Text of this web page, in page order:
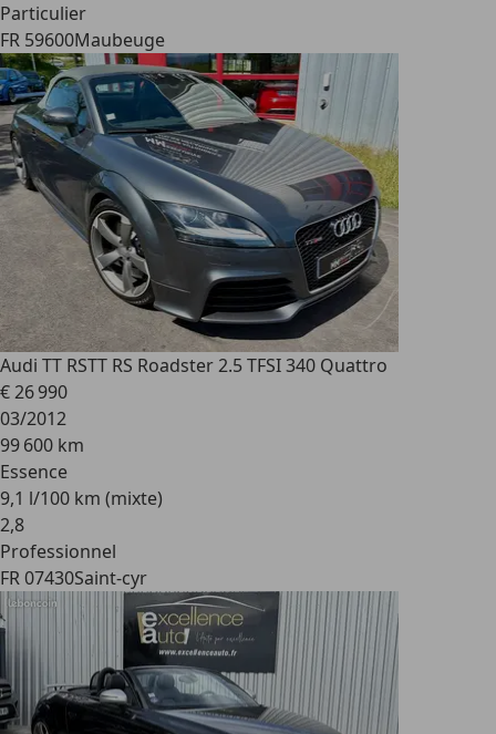
Particulier
FR 59600Maubeuge
Audi TT RSTT RS Roadster 2.5 TFSI 340 Quattro
€ 26 990
03/2012
99 600 km
Essence
9,1 l/100 km (mixte)
2,8
Professionnel
FR 07430Saint-cyr